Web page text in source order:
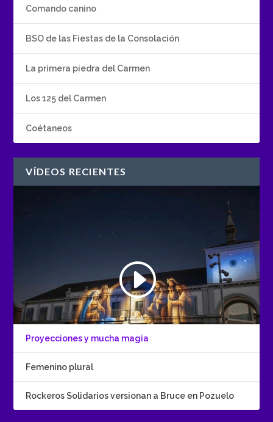
Comando canino
BSO de las Fiestas de la Consolación
La primera piedra del Carmen
Los 125 del Carmen
Coétaneos
VÍDEOS RECIENTES
Proyecciones y mucha magia
Femenino plural
Rockeros Solidarios versionan a Bruce en Pozuelo